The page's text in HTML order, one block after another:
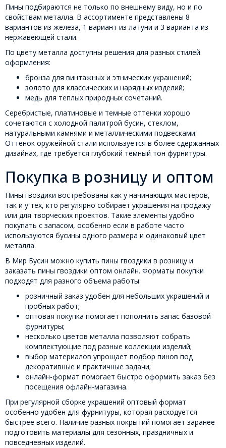
Пины подбираются не только по внешнему виду, но и по
свойствам металла. В ассортименте представлены 8
вариантов из железа, 1 вариант из латуни и 3 варианта из
нержавеющей стали.
По цвету металла доступны решения для разных стилей
оформления:
бронза для винтажных и этнических украшений;
золото для классических и нарядных изделий;
медь для теплых природных сочетаний.
Серебристые, платиновые и темные оттенки хорошо
сочетаются с холодной палитрой бусин, стеклом,
натуральными камнями и металлическими подвесками.
Оттенок оружейной стали используется в более сдержанных
дизайнах, где требуется глубокий темный тон фурнитуры.
Покупка в розницу и оптом
Пины гвоздики востребованы как у начинающих мастеров,
так и у тех, кто регулярно собирает украшения на продажу
или для творческих проектов. Такие элементы удобно
покупать с запасом, особенно если в работе часто
используются бусины одного размера и одинаковый цвет
металла.
В Мир Бусин можно купить пины гвоздики в розницу и
заказать пины гвоздики оптом онлайн. Форматы покупки
подходят для разного объема работы:
розничный заказ удобен для небольших украшений и
пробных работ;
оптовая покупка помогает пополнить запас базовой
фурнитуры;
несколько цветов металла позволяют собрать
комплектующие под разные коллекции изделий;
выбор материалов упрощает подбор пинов под
декоративные и практичные задачи;
онлайн-формат помогает быстро оформить заказ без
посещения офлайн-магазина.
При регулярной сборке украшений оптовый формат
особенно удобен для фурнитуры, которая расходуется
быстрее всего. Наличие разных покрытий помогает заранее
подготовить материалы для сезонных, праздничных и
повседневных изделий.